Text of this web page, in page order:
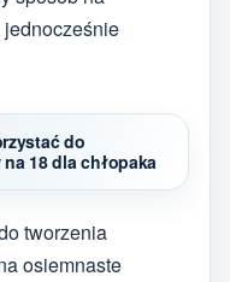
do
18 dla chłopaka
tworzenia
osiemnaste